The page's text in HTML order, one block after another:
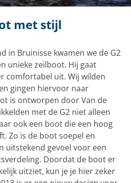
met stijl
in Bruinisse kwamen we de G2
unieke zeilboot. Hij gaat
comfortabel uit. Wij wilden
gingen hiervoor naar
is ontworpen door Van de
met de G2 niet alleen
ook een boot die een hoog
Zo is de boot soepel en
uitstekend gevoel voor een
Doordat de boot er
uitziet, kun je je hier zeker